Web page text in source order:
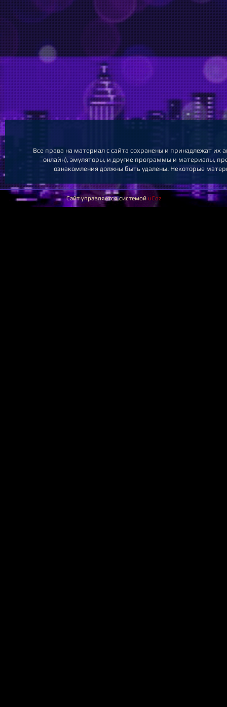
Все права на материал с сайта сохранены и принадлежат
онлайн), эмуляторы, и другие программы и материалы,
ознакомления должны быть удалены. Некоторые
Сайт управляется системой uCoz